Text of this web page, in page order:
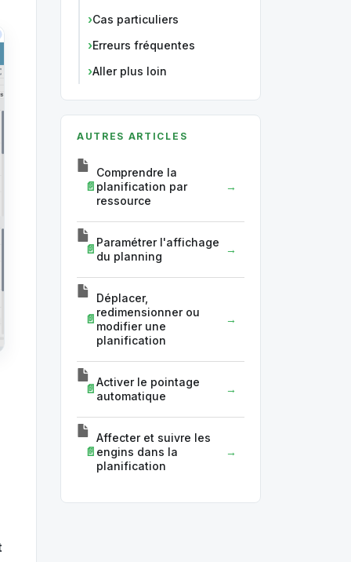
Cas particuliers
Erreurs fréquentes
Aller plus loin
AUTRES ARTICLES
Comprendre la
planification par
ressource
Paramétrer l'affichage
du planning
Déplacer,
redimensionner ou
modifier une
planification
Activer le pointage
automatique
Affecter et suivre les
engins dans la
planification